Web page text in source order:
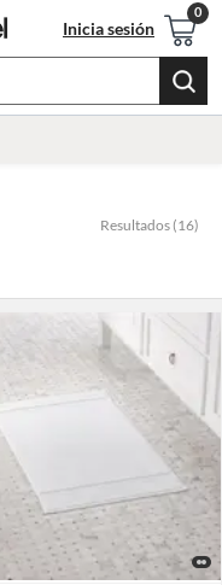
Inicia sesión
Resultados (16)